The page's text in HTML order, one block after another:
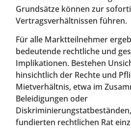
Grundsätze können zur
Vertragsverhältnissen führen.
Für alle Marktteilnehmer
bedeutende rechtliche und
Implikationen. Bestehen
hinsichtlich der Rechte und
Mietverhältnis, etwa im
Beleidigungen oder
fundierten rechtlichen Rat